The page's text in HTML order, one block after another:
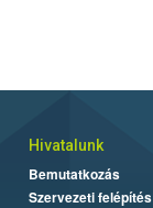
Hivatalunk
Bemutatkozás
Szervezeti felépítés